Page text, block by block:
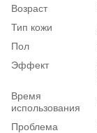
Возраст
Тип кожи
Пол
Эффект
Время
использования
Проблема